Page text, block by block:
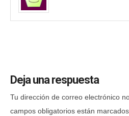
Deja una respuesta
Tu dirección de correo electrónico
campos obligatorios están